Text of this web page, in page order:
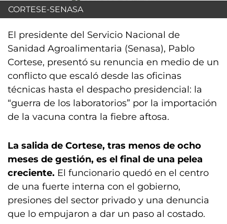
CORTESE-SENASA
El presidente del Servicio Nacional de
Sanidad Agroalimentaria (Senasa), Pablo
Cortese, presentó su renuncia en medio de un
conflicto que escaló desde las oficinas
técnicas hasta el despacho presidencial: la
“guerra de los laboratorios” por la importación
de la vacuna contra la fiebre aftosa.
La salida de Cortese, tras menos de ocho
meses de gestión, es el final de una pelea
creciente. El funcionario quedó en el centro
de una fuerte interna con el gobierno,
presiones del sector privado y una denuncia
que lo empujaron a dar un paso al costado.